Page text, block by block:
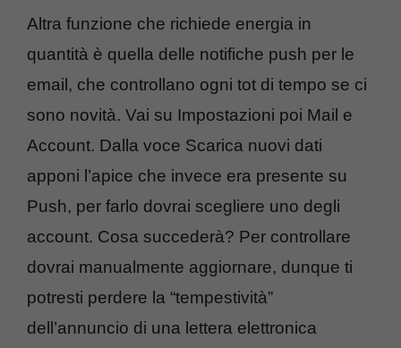
Altra funzione che richiede energia in
quantità è quella delle notifiche push per le
email, che controllano ogni tot di tempo se ci
sono novità. Vai su Impostazioni poi Mail e
Account. Dalla voce Scarica nuovi dati
apponi l’apice che invece era presente su
Push, per farlo dovrai scegliere uno degli
account. Cosa succederà? Per controllare
dovrai manualmente aggiornare, dunque ti
potresti perdere la “tempestività”
dell’annuncio di una lettera elettronica